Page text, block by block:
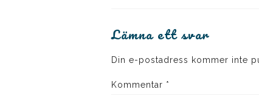
Lämna ett svar
Din e-postadress kommer inte
Kommentar *